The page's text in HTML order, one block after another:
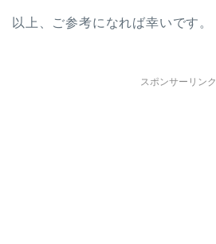
以上、ご参考になれば幸いです。
スポンサーリンク